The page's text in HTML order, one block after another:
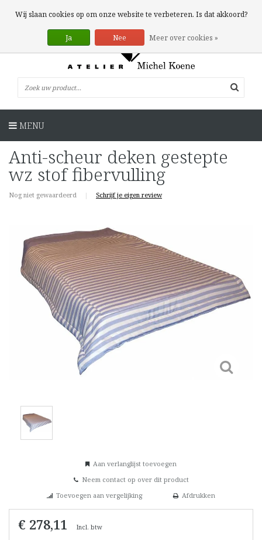
0 Artikelen
MENU
Anti-scheur deken gestepte
wz stof fibervulling
Nog niet gewaardeerd | Schrijf je eigen review
Aan verlanglijst toevoegen
Neem contact op over dit product
Toevoegen aan vergelijking
Afdrukken
€ 278,11 Incl. btw
Wij slaan cookies op om onze website te verbeteren. Is dat akkoord?
Ja Nee Meer over cookies »